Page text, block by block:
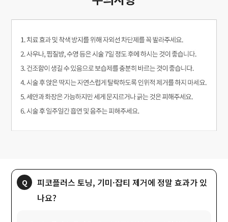
피코플러스 토닝, 기미·잡티 제거에 정말 효과가 있
나요?